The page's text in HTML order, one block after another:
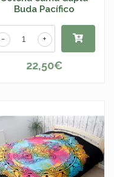
Buda Pacífico
+
-
22,50€